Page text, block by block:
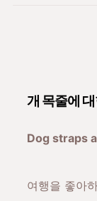
개 목줄에
Dog straps
여행을 좋아